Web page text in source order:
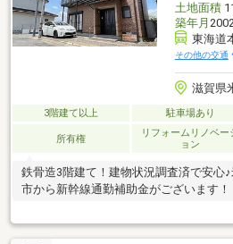
土地面積
築年月
東海道
その他の交通
滋賀県
3階建て以上 駐車場あり
所有権
リフォームリノベー
ョン
鉄骨造3階建て！建物状況調査済で安心
市から新幹線通勤補助金がございます！